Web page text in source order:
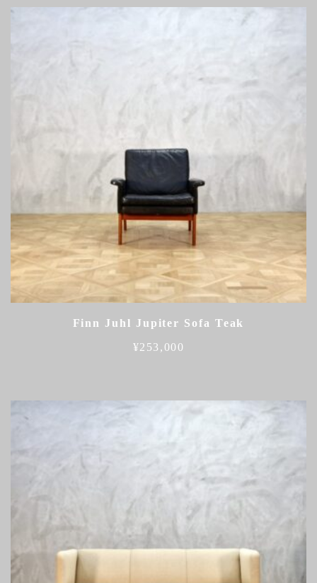
Finn Juhl Jupiter Sofa Teak
¥253,000